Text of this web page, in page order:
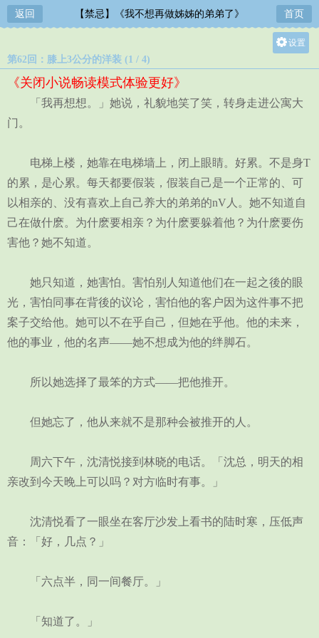
返回 【禁忌】《我不想再做姊姊的弟弟了》 首页
设置
中
第62回：膝上3公分的洋装 (1 / 4)
《关闭小说畅读模式体验更好》
「我再想想。」她说，礼貌地笑了笑，转身走进公寓大
门。
电梯上楼，她靠在电梯墙上，闭上眼睛。好累。不是身T
的累，是心累。每天都要假装，假装自己是一个正常的、可
以相亲的、没有喜欢上自己养大的弟弟的nV人。她不知道自
己在做什麽。为什麽要相亲？为什麽要躲着他？为什麽要伤
害他？她不知道。
她只知道，她害怕。害怕别人知道他们在一起之後的眼
光，害怕同事在背後的议论，害怕他的客户因为这件事不把
案子交给他。她可以不在乎自己，但她在乎他。他的未来，
他的事业，他的名声——她不想成为他的绊脚石。
所以她选择了最笨的方式——把他推开。
但她忘了，他从来就不是那种会被推开的人。
周六下午，沈清悦接到林晓的电话。「沈总，明天的相
亲改到今天晚上可以吗？对方临时有事。」
沈清悦看了一眼坐在客厅沙发上看书的陆时寒，压低声
音：「好，几点？」
「六点半，同一间餐厅。」
「知道了。」